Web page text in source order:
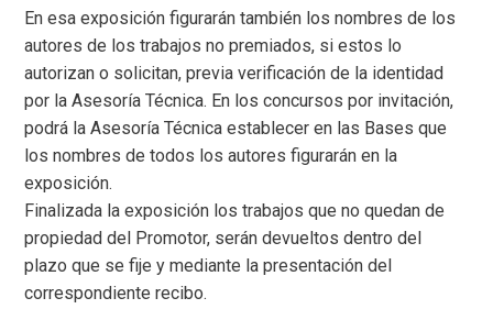
En esa exposición figurarán también los nombres de los
autores de los trabajos no premiados, si estos lo
autorizan o solicitan, previa verificación de la identidad
por la Asesoría Técnica. En los concursos por invitación,
podrá la Asesoría Técnica establecer en las Bases que
los nombres de todos los autores figurarán en la
exposición.
Finalizada la exposición los trabajos que no quedan de
propiedad del Promotor, serán devueltos dentro del
plazo que se fije y mediante la presentación del
correspondiente recibo.